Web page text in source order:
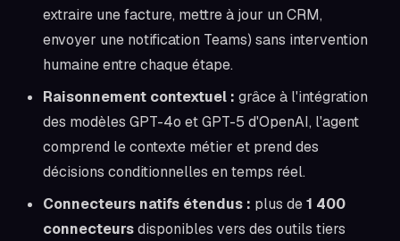
extraire une facture, mettre à jour un CRM,
envoyer une notification Teams) sans intervention
humaine entre chaque étape.
Raisonnement contextuel : grâce à l'intégration
des modèles GPT-4o et GPT-5 d'OpenAI, l'agent
comprend le contexte métier et prend des
décisions conditionnelles en temps réel.
Connecteurs natifs étendus : plus de1 400
connecteursdisponibles vers des outils tiers